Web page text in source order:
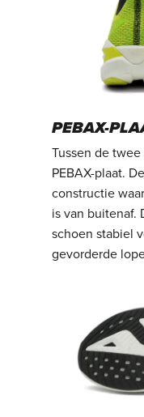
PEBAX-
Tussen de
PEBAX-plaat.
constructie
is van buitenaf.
schoen stabiel
gevorderde